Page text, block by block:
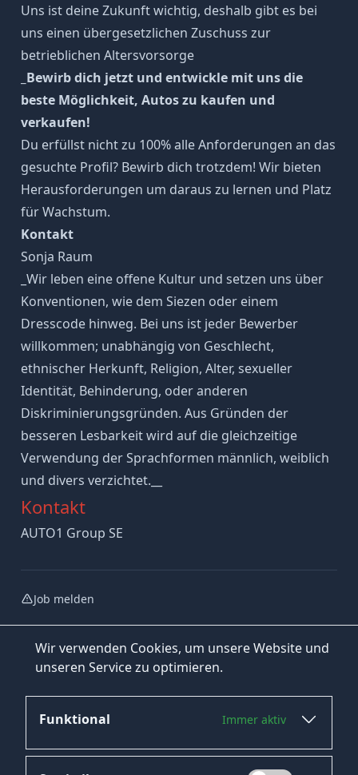
Wir verwenden Cookies, um unsere Website und
unseren Service zu optimieren.
Funktional Immer aktiv
Uns ist deine Zukunft wichtig, deshalb gibt es bei
uns einen übergesetzlichen Zuschuss zur
betrieblichen Altersvorsorge
_Bewirb dich jetzt und entwickle mit uns die
beste Möglichkeit, Autos zu kaufen und
verkaufen!
Du erfüllst nicht zu 100% alle Anforderungen an das
gesuchte Profil? Bewirb dich trotzdem! Wir bieten
Herausforderungen um daraus zu lernen und Platz
für Wachstum.
Kontakt
Sonja Raum
_Wir leben eine offene Kultur und setzen uns über
Konventionen, wie dem Siezen oder einem
Dresscode hinweg. Bei uns ist jeder Bewerber
willkommen; unabhängig von Geschlecht,
ethnischer Herkunft, Religion, Alter, sexueller
Identität, Behinderung, oder anderen
Diskriminierungsgründen. Aus Gründen der
besseren Lesbarkeit wird auf die gleichzeitige
Verwendung der Sprachformen männlich, weiblich
und divers verzichtet.__
Kontakt
AUTO1 Group SE
Job melden
Jetzt bewerben